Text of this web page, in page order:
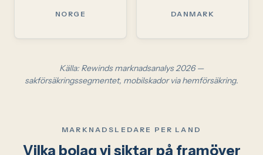
NORGE DANMARK
Källa: Rewinds marknadsanalys 2026 —
sakförsäkringssegmentet, mobilskador via hemförsäkring.
MARKNADSLEDARE PER LAND
Vilka bolag vi siktar på framöver